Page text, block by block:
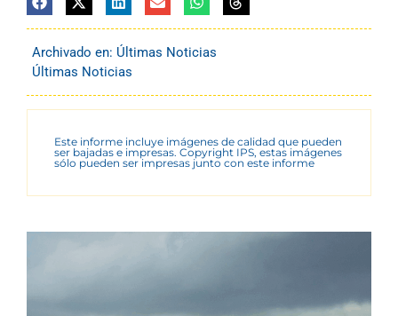
Archivado en: Últimas Noticias
Últimas Noticias
Este informe incluye imágenes de calidad que pueden
ser bajadas e impresas. Copyright IPS, estas imágenes
sólo pueden ser impresas junto con este informe